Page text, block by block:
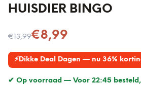
HUISDIER BINGO
€13,99
Nu voor
€8,99
⚡Dikke Deal Dagen — nu 36%
✔ Op voorraad — Voor 22:45